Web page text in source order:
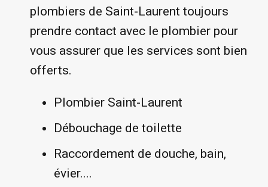
plombiers de Saint-Laurent toujours
prendre contact avec le plombier pour
vous assurer que les services sont bien
offerts.
Plombier Saint-Laurent
Débouchage de toilette
Raccordement de douche, bain,
évier....